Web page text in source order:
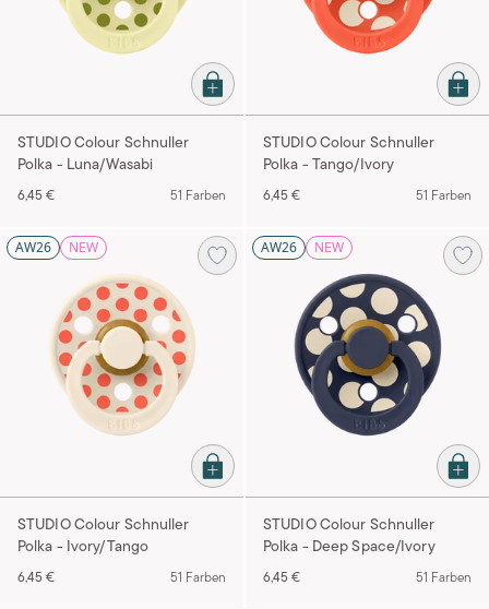
STUDIO Colour Schnuller
Polka - Luna/Wasabi
6,45 € 51 Farben
STUDIO Colour Schnuller
Polka - Tango/Ivory
6,45 € 51 Farben
AW26 NEW
STUDIO Colour Schnuller
Polka - Ivory/Tango
6,45 € 51 Farben
AW26 NEW
STUDIO Colour Schnuller
Polka - Deep Space/Ivory
6,45 € 51 Farben